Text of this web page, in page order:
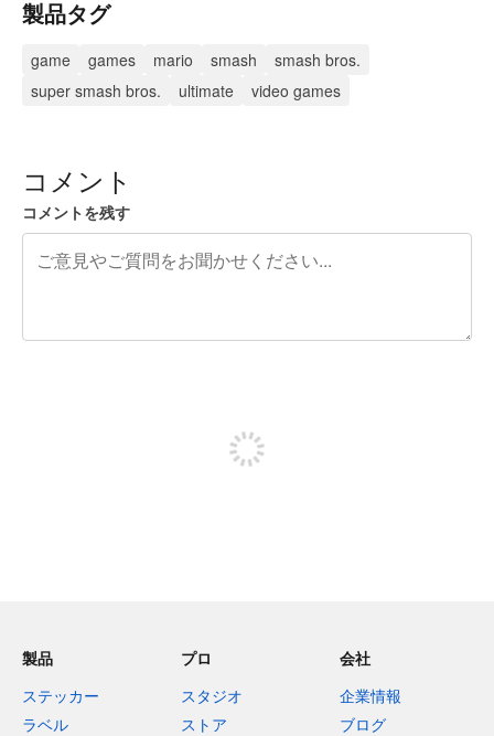
製品タグ
game games mario smash
smash bros.
super smash bros.
ultimate video games
コメント
コメントを残す
製品
ステッカー
ラベル
プロ
スタジオ
ストア
会社
企業情報
ブログ